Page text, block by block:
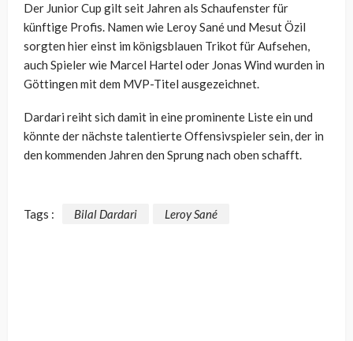
Der Junior Cup gilt seit Jahren als Schaufenster für
künftige Profis. Namen wie Leroy Sané und Mesut Özil
sorgten hier einst im königsblauen Trikot für Aufsehen,
auch Spieler wie Marcel Hartel oder Jonas Wind wurden in
Göttingen mit dem MVP-Titel ausgezeichnet.
Dardari reiht sich damit in eine prominente Liste ein und
könnte der nächste talentierte Offensivspieler sein, der in
den kommenden Jahren den Sprung nach oben schafft.
Tags : Bilal Dardari Leroy Sané